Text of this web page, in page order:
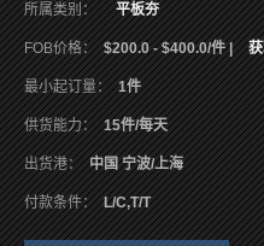
所属类别： 平板夯
FOB价格： $200.0 - $400.0/件 |
最小起订量： 1件
供货能力： 15件/每天
出货港： 中国 宁波/上海
付款条件： L/C,T/T